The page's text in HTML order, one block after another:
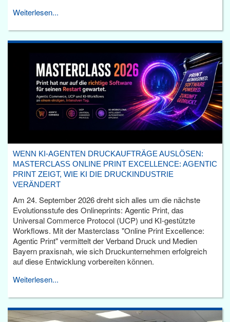
Weiterlesen...
WENN KI-AGENTEN DRUCKAUFTRÄGE AUSLÖSEN:
MASTERCLASS ONLINE PRINT EXCELLENCE: AGENTIC
PRINT ZEIGT, WIE KI DIE DRUCKINDUSTRIE
VERÄNDERT
Am 24. September 2026 dreht sich alles um die nächste
Evolutionsstufe des Onlineprints: Agentic Print, das
Universal Commerce Protocol (UCP) und KI-gestützte
Workflows. Mit der Masterclass "Online Print Excellence:
Agentic Print" vermittelt der Verband Druck und Medien
Bayern praxisnah, wie sich Druckunternehmen erfolgreich
auf diese Entwicklung vorbereiten können.
Weiterlesen...